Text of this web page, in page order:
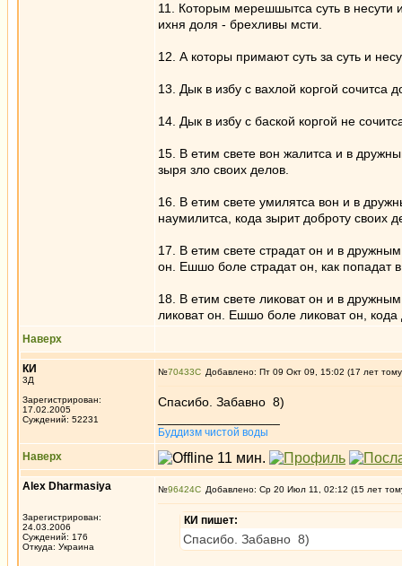
11. Которым мерешшытса суть в несути
ихня доля - брехливы мсти.
12. А которы примают суть за суть и
13. Дык в избу с вахлой коргой сочитса
14. Дык в избу с баской коргой не
15. В етим свете вон жалитса и в
зыря зло своих делов.
16. В етим свете умилятса вон и в
наумилитса, кода зырит доброту своих
17. В етим свете страдат он и в
он. Ешшо боле страдат он, как попадат
18. В етим свете ликоват он и в
ликоват он. Ешшо боле ликоват он,
Наверх
КИ
3Д
Зарегистрирован:
17.02.2005
Суждений: 52231
№70433 Добавлено: Пт 09 Окт 09, 15:02 (17 лет
Спасибо. Забавно 8)
Буддизм чистой воды
Наверх
Alex Dharmasiya
Зарегистрирован:
24.03.2006
Суждений: 176
Откуда: Украина
№96424 Добавлено: Ср 20 Июл 11, 02:12 (15 лет
КИ пишет:
Спасибо. Забавно 8)